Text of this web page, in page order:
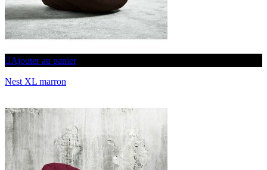
Ajouter au panier
Nest XL marron